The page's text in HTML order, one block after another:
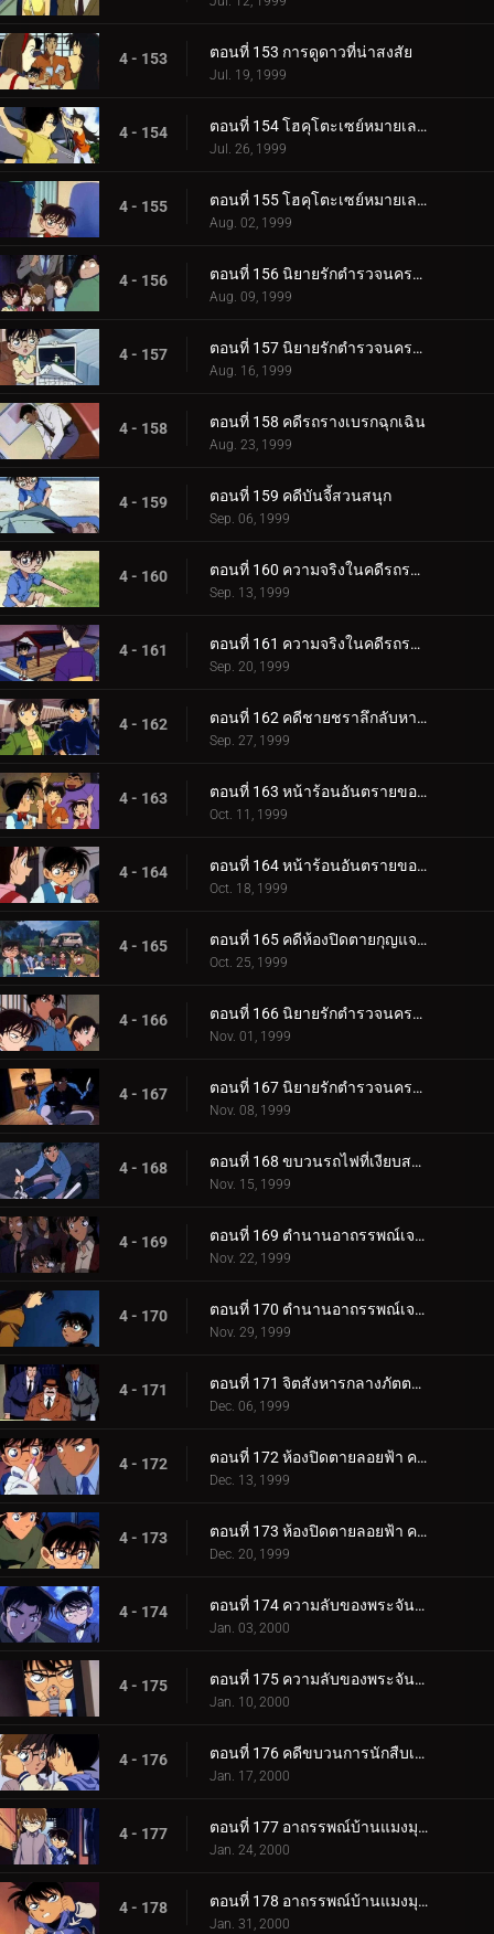
4 - 153 ตอนที่ 153 การดูดาวที่น่าสงสัย
Jul. 19, 1999
4 - 154 ตอนที่ 154 โฮคุโตะเซย์หมายเลข 3 ต้นทางอุเอโนะ (ตอนแรก)
Jul. 26, 1999
4 - 155 ตอนที่ 155 โฮคุโตะเซย์หมายเลข 3 ต้นทางอุเอโนะ (ตอนจบ)
Aug. 02, 1999
4 - 156 ตอนที่ 156 นิยายรักตำรวจนครบาล (ตอนแรก)
Aug. 09, 1999
4 - 157 ตอนที่ 157 นิยายรักตำรวจนครบาล (ตอนจบ)
Aug. 16, 1999
4 - 158 ตอนที่ 158 คดีรถรางเบรกฉุกเฉิน
Aug. 23, 1999
4 - 159 ตอนที่ 159 คดีบันจี้สวนสนุก
Sep. 06, 1999
4 - 160 ตอนที่ 160 ความจริงในคดีรถระเบิด (ตอนแรก)
Sep. 13, 1999
4 - 161 ตอนที่ 161 ความจริงในคดีรถระเบิด (ตอนจบ)
Sep. 20, 1999
4 - 162 ตอนที่ 162 คดีชายชราลึกลับหายตัว
Sep. 27, 1999
4 - 163 ตอนที่ 163 หน้าร้อนอันตรายของโซโนโกะ (ตอนแรก)
Oct. 11, 1999
4 - 164 ตอนที่ 164 หน้าร้อนอันตรายของโซโนโกะ (ตอนจบ)
Oct. 18, 1999
4 - 165 ตอนที่ 165 คดีห้องปิดตายกุญแจอยู่ในน้ำ
Oct. 25, 1999
4 - 166 ตอนที่ 166 นิยายรักตำรวจนครบาลภาค 2 (ตอนแรก)
Nov. 01, 1999
4 - 167 ตอนที่ 167 นิยายรักตำรวจนครบาลภาค 2 (ตอนจบ)
Nov. 08, 1999
4 - 168 ตอนที่ 168 ขบวนรถไฟที่เงียบสงัด
Nov. 15, 1999
4 - 169 ตอนที่ 169 ตำนานอาถรรพณ์เจดีย์ห้าชั้น (ตอนแรก)
Nov. 22, 1999
4 - 170 ตอนที่ 170 ตำนานอาถรรพณ์เจดีย์ห้าชั้น (ตอนจบ)
Nov. 29, 1999
4 - 171 ตอนที่ 171 จิตสังหารกลางภัตตาคารกลางน้ำ
Dec. 06, 1999
4 - 172 ตอนที่ 172 ห้องปิดตายลอยฟ้า คดีแรกของคุโด้ ชินอิจิ (ตอนพิเศษ ตอนแรก) ยอดนักสืบจิ๋วโคนัน เดอะซีรี__.
Dec. 13, 1999
4 - 173 ตอนที่ 173 ห้องปิดตายลอยฟ้า คดีแรกของคุโด้ ชินอิจิ (ตอนพิเศษ ตอนจบ) ยอดนักสืบจิ๋วโคนัน เดอะซีรีส__.
Dec. 20, 1999
4 - 174 ตอนที่ 174 ความลับของพระจันทร์กับดวงดาวและพระอาทิตย์ (ตอนแรก)
Jan. 03, 2000
4 - 175 ตอนที่ 175 ความลับของพระจันทร์กับดวงดาวและพระอาทิตย์ (ตอนจบ)
Jan. 10, 2000
4 - 176 ตอนที่ 176 คดีขบวนการนักสืบเยาวชนหายตัว
Jan. 17, 2000
4 - 177 ตอนที่ 177 อาถรรพณ์บ้านแมงมุมที่ทตโทริ (ภาคคดี)
Jan. 24, 2000
4 - 178 ตอนที่ 178 อาถรรพณ์บ้านแมงมุมที่ทตโทริ (ภาคสงสัย)
Jan. 31, 2000